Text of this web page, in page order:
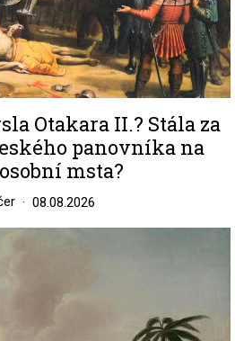
Otakara II.? Stála za
panovníka na
msta?
08.08.2026